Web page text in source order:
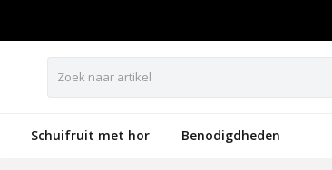
Schuifruit met hor Benodigdheden